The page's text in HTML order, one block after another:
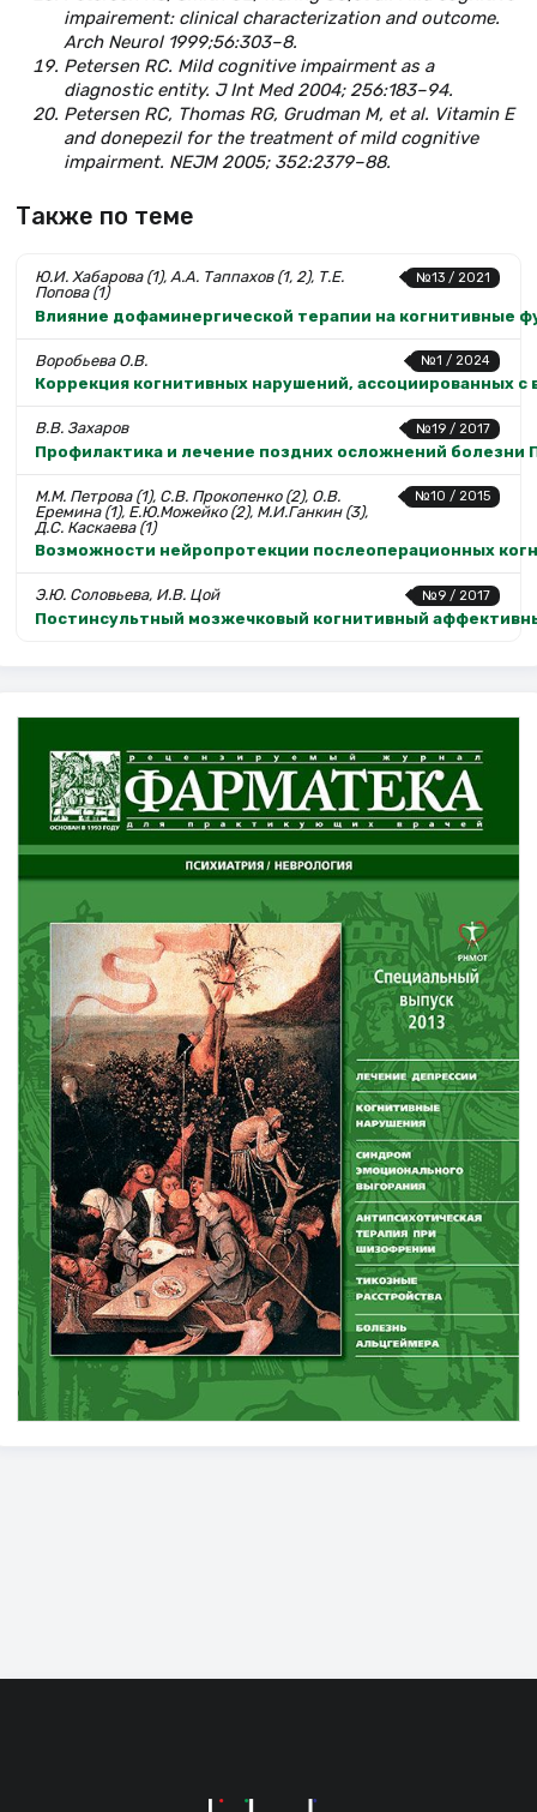
impairement: clinical characterization and outcome.
Arch Neurol 1999;56:303–8.
Petersen RC. Mild cognitive impairment as a
diagnostic entity. J Int Med 2004; 256:183–94.
Petersen RC, Thomas RG, Grudman M, et al. Vitamin E
and donepezil for the treatment of mild cognitive
impairment. NEJM 2005; 352:2379–88.
Также по теме
№13 / 2021
Ю.И. Хабарова (1), А.А. Таппахов (1, 2), Т.Е.
Попова (1)
Влияние дофаминергической терапии на когнитивные
№1 / 2024
Воробьева О.В.
Коррекция когнитивных нарушений, ассоциированных
№19 / 2017
В.В. Захаров
Профилактика и лечение поздних осложнений болезни
№10 / 2015
М.М. Петрова (1), С.В. Прокопенко (2), О.В.
Еремина (1), Е.Ю.Можейко (2), М.И.Ганкин (3),
Д.С. Каскаева (1)
Возможности нейропротекции послеоперационных
№9 / 2017
Э.Ю. Соловьева, И.В. Цой
Постинсультный мозжечковый когнитивный